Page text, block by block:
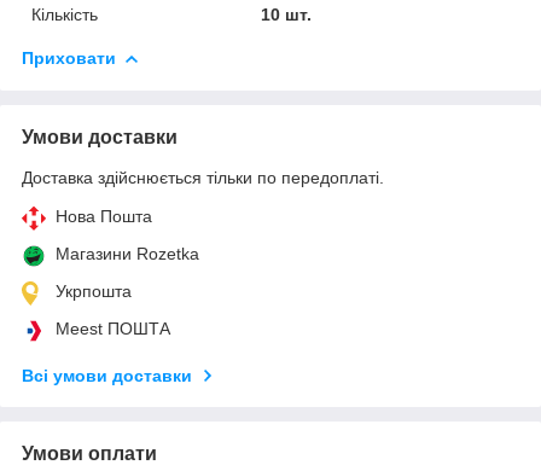
Кількість
10 шт.
Приховати
Умови доставки
Доставка здійснюється тільки по передоплаті.
Нова Пошта
Магазини Rozetka
Укрпошта
Meest ПОШТА
Всі умови доставки
Умови оплати